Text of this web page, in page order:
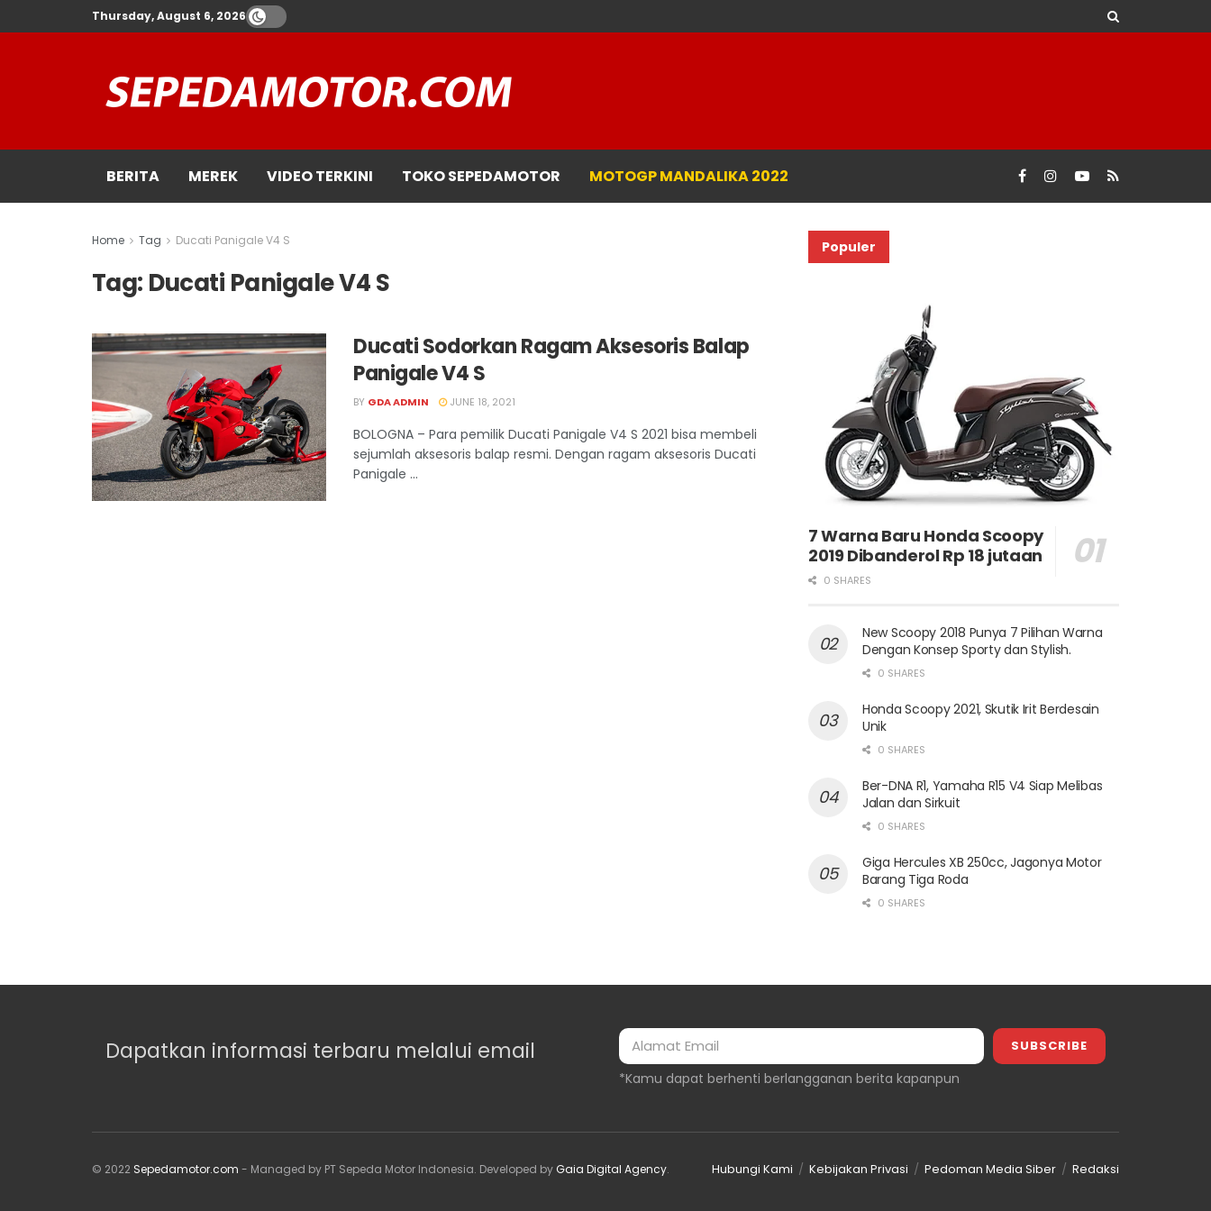
Thursday, August 6, 2026
BERITA MEREK VIDEO TERKINI TOKO SEPEDAMOTOR MOTOGP MANDALIKA 2022
Home Tag Ducati Panigale V4 S
Tag: Ducati Panigale V4 S
Ducati Sodorkan Ragam Aksesoris Balap
Panigale V4 S
BY GDA ADMIN JUNE 18, 2021
BOLOGNA – Para pemilik Ducati Panigale V4 S 2021 bisa membeli
sejumlah aksesoris balap resmi. Dengan ragam aksesoris Ducati
Panigale ...
Populer
7 Warna Baru Honda Scoopy
2019 Dibanderol Rp 18 jutaan
0 SHARES
New Scoopy 2018 Punya 7 Pilihan Warna
Dengan Konsep Sporty dan Stylish.
0 SHARES
Honda Scoopy 2021, Skutik Irit Berdesain
Unik
0 SHARES
Ber-DNA R1, Yamaha R15 V4 Siap Melibas
Jalan dan Sirkuit
0 SHARES
Giga Hercules XB 250cc, Jagonya Motor
Barang Tiga Roda
0 SHARES
Dapatkan informasi terbaru melalui email
*Kamu dapat berhenti berlangganan berita kapanpun
Hubungi Kami Kebijakan Privasi Pedoman Media Siber Redaksi
© 2022 Sepedamotor.com - Managed by PT Sepeda Motor Indonesia. Developed by Gaia Digital Agency.